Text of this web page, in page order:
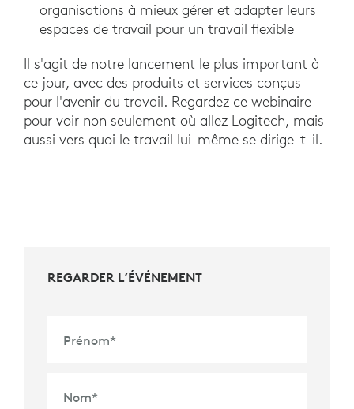
organisations à mieux gérer et adapter leurs
espaces de travail pour un travail flexible
Il s'agit de notre lancement le plus important à
ce jour, avec des produits et services conçus
pour l'avenir du travail. Regardez ce webinaire
pour voir non seulement où allez Logitech, mais
aussi vers quoi le travail lui-même se dirige-t-il.
REGARDER L’ÉVÉNEMENT
Prénom*
Nom*